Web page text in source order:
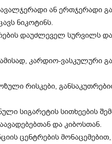
ან ერთჯერადი
ნიკოტინს.
დაუძლეველ სურვილს
კარდიო-ვასკულური
რისკები,
სიგარეტის სითხეების
და კიბოსთან.
ცენტრების